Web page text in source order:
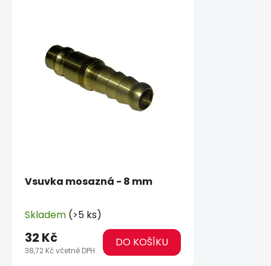
Vsuvka mosazná - 8 mm
Skladem (>5 ks)
38,72 Kč včetně DPH
32 Kč DO KOŠÍKU